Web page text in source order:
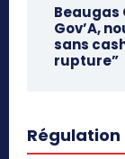
Beaugas
Gov’A,
sans
rupture”
Régulation